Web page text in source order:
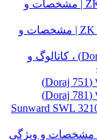
مینی لودر زرین کوپال ZK 650 | مشخصات و
مینی لودر زرین کوپال ZK 1050 | مشخصات و
مینی لودر دراج ۷۶۱ (Doraj 761) ، کاتالوگ و
| مشخصات و ویژگی